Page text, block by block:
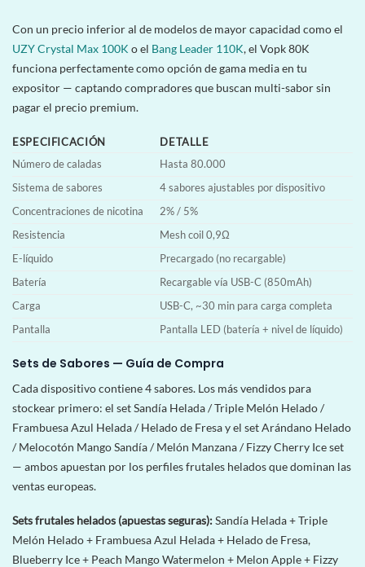
Con un precio inferior al de modelos de mayor capacidad como el
UZY Crystal Max 100K o el Bang Leader 110K, el Vopk 80K
funciona perfectamente como opción de gama media en tu
expositor — captando compradores que buscan multi-sabor sin
pagar el precio premium.
ESPECIFICACIÓN
DETALLE
Número de caladas
Hasta 80.000
Sistema de sabores
4 sabores ajustables por dispositivo
Concentraciones de nicotina
2% / 5%
Resistencia
Mesh coil 0,9Ω
E-líquido
Precargado (no recargable)
Batería
Recargable vía USB-C (850mAh)
Carga
USB-C, ~30 min para carga completa
Pantalla
Pantalla LED (batería + nivel de líquido)
Sets de Sabores — Guía de Compra
Cada dispositivo contiene 4 sabores. Los más vendidos para
stockear primero: el set Sandía Helada / Triple Melón Helado /
Frambuesa Azul Helada / Helado de Fresa y el set Arándano Helado
/ Melocotón Mango Sandía / Melón Manzana / Fizzy Cherry Ice set
— ambos apuestan por los perfiles frutales helados que dominan las
ventas europeas.
Sets frutales helados (apuestas seguras):Sandía Helada + Triple
Melón Helado + Frambuesa Azul Helada + Helado de Fresa,
Blueberry Ice + Peach Mango Watermelon + Melon Apple + Fizzy